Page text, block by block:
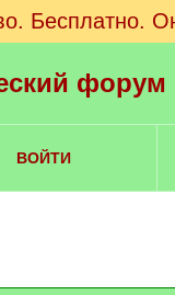
Бесплатно.
ВОЙТИ